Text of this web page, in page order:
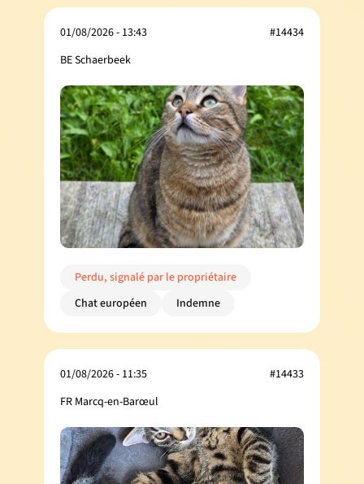
01/08/2026 - 13:43
BE Schaerbeek
#14434
Perdu, signalé par le propriétaire
Chat européen
Indemne
01/08/2026 - 11:35
FR Marcq-en-Barœul
#14433